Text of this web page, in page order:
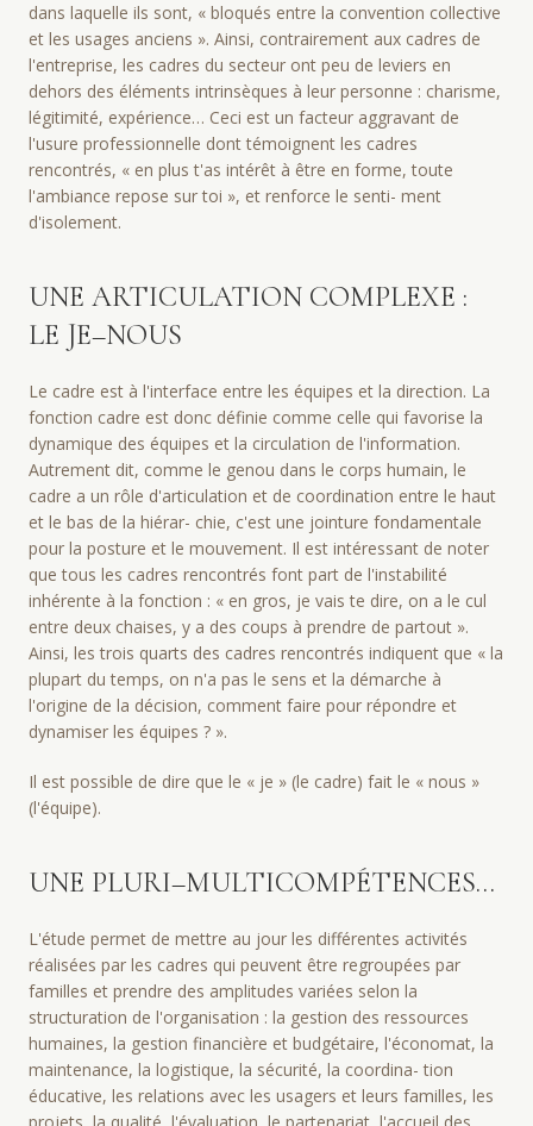
dans laquelle ils sont, « bloqués entre la convention collective
et les usages anciens ». Ainsi, contrairement aux cadres de
l'entreprise, les cadres du secteur ont peu de leviers en
dehors des éléments intrinsèques à leur personne : charisme,
légitimité, expérience… Ceci est un facteur aggravant de
l'usure professionnelle dont témoignent les cadres
rencontrés, « en plus t'as intérêt à être en forme, toute
l'ambiance repose sur toi », et renforce le senti- ment
d'isolement.
UNE ARTICULATION COMPLEXE :
LE JE–NOUS
Le cadre est à l'interface entre les équipes et la direction. La
fonction cadre est donc définie comme celle qui favorise la
dynamique des équipes et la circulation de l'information.
Autrement dit, comme le genou dans le corps humain, le
cadre a un rôle d'articulation et de coordination entre le haut
et le bas de la hiérar- chie, c'est une jointure fondamentale
pour la posture et le mouvement. Il est intéressant de noter
que tous les cadres rencontrés font part de l'instabilité
inhérente à la fonction : « en gros, je vais te dire, on a le cul
entre deux chaises, y a des coups à prendre de partout ».
Ainsi, les trois quarts des cadres rencontrés indiquent que « la
plupart du temps, on n'a pas le sens et la démarche à
l'origine de la décision, comment faire pour répondre et
dynamiser les équipes ? ».
Il est possible de dire que le « je » (le cadre) fait le « nous »
(l'équipe).
UNE PLURI–MULTICOMPÉTENCES…
L'étude permet de mettre au jour les différentes activités
réalisées par les cadres qui peuvent être regroupées par
familles et prendre des amplitudes variées selon la
structuration de l'organisation : la gestion des ressources
humaines, la gestion financière et budgétaire, l'économat, la
maintenance, la logistique, la sécurité, la coordina- tion
éducative, les relations avec les usagers et leurs familles, les